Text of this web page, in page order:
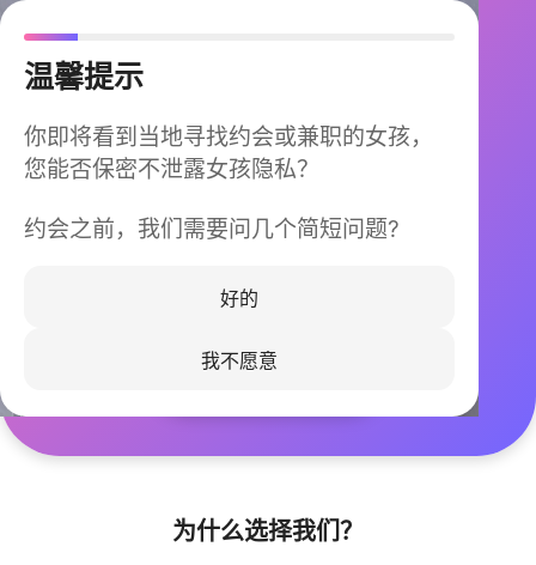
温馨提示
你即将看到当地寻找约会或兼职的女孩，
您能否保密不泄露女孩隐私？
约会之前，我们需要问几个简短问题?
好的
我不愿意
今晚不再孤单
同城快速匹配，马上认识身边的TA
立即下载
为什么选择我们？